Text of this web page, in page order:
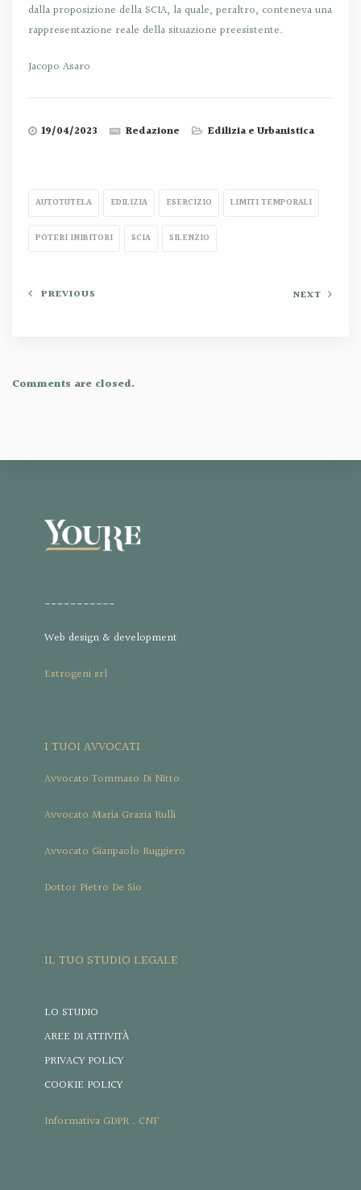
dalla proposizione della SCIA, la quale, peraltro, conteneva una
rappresentazione reale della situazione preesistente.
Jacopo Asaro
19/04/2023 Redazione Edilizia e Urbanistica
AUTOTUTELA EDILIZIA ESERCIZIO LIMITI TEMPORALI
POTERI INIBITORI SCIA SILENZIO
PREVIOUS NEXT
Comments are closed.
___________
Web design & development
Estrogeni srl
I TUOI AVVOCATI
Avvocato Tommaso Di Nitto
Avvocato Maria Grazia Rulli
Avvocato Gianpaolo Ruggiero
Dottor Pietro De Sio
IL TUO STUDIO LEGALE
LO STUDIO
AREE DI ATTIVITÀ
PRIVACY POLICY
COOKIE POLICY
Informativa GDPR . CNF